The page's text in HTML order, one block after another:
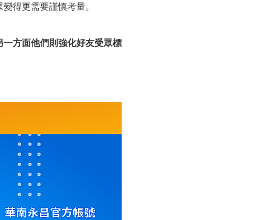
得更需要謹慎考量。
一方面他們則強化好友受眾標